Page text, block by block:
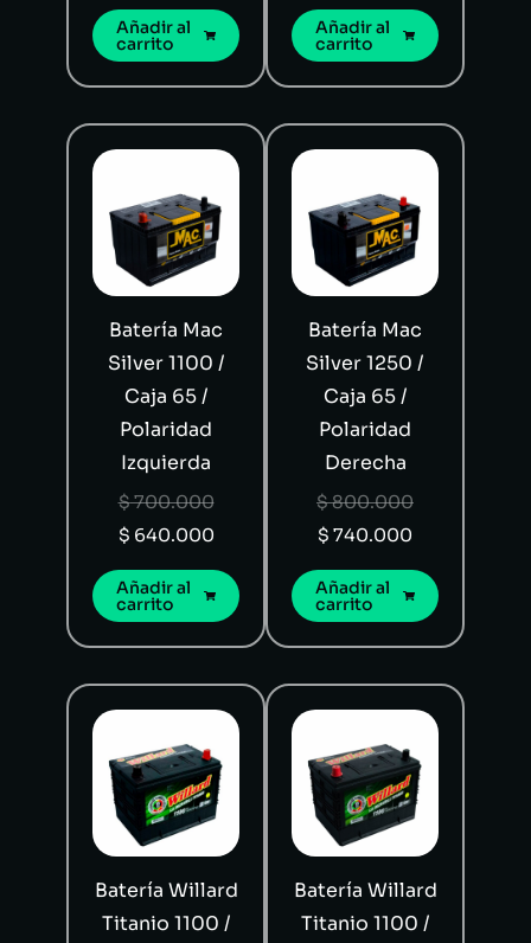
Añadir al
carrito
Añadir al
carrito
Batería Mac
Silver 1100 /
Caja 65 /
Polaridad
Izquierda
$700.000
$ 640.000
Añadir al
carrito
Batería Mac
Silver 1250 /
Caja 65 /
Polaridad
Derecha
$800.000
$ 740.000
Añadir al
carrito
Batería Willard
Titanio 1100 /
Batería Willard
Titanio 1100 /